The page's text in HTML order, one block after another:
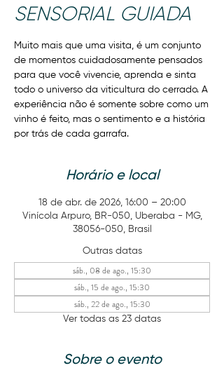
SENSORIAL GUIADA
Muito mais que uma visita, é um conjunto
de momentos cuidadosamente pensados
para que você vivencie, aprenda e sinta
todo o universo da viticultura do cerrado. A
experiência não é somente sobre como um
vinho é feito, mas o sentimento e a história
por trás de cada garrafa.
Horário e local
18 de abr. de 2026, 16:00 – 20:00
Vinícola Arpuro, BR-050, Uberaba - MG,
38056-050, Brasil
Outras datas
sáb., 08 de ago., 15:30
sáb., 15 de ago., 15:30
sáb., 22 de ago., 15:30
Ver todas as 23 datas
Sobre o evento